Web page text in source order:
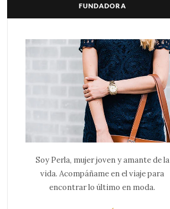
FUNDADORA
Soy Perla, mujer joven y amante de la
vida. Acompáñame en el viaje para
encontrar lo último en moda.